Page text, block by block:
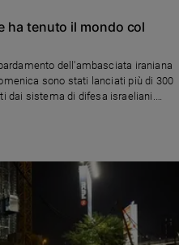
ha tenuto il mondo col
dell'ambasciata iraniana
sono stati lanciati più di 300
dai sistema di difesa israeliani.
da capire se e come ora